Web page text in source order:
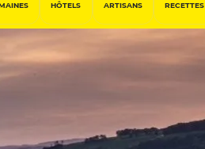
HÔTELS ARTISANS RECETTES